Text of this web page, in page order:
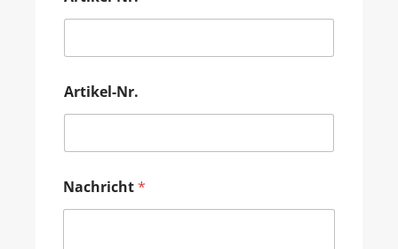
Artikel-Nr.
Nachricht*